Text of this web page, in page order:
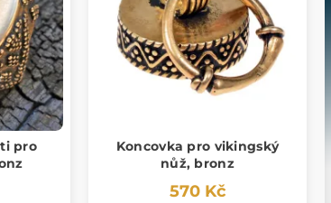
pro
Koncovka pro vikingský
nůž, bronz
570 Kč